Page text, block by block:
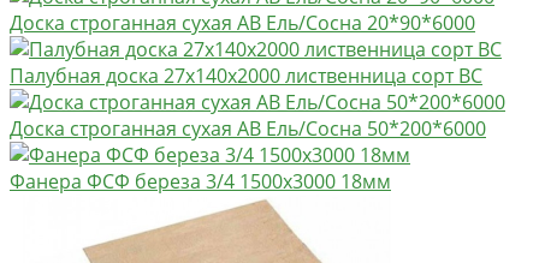
Доска строганная сухая АВ Ель/Сосна 20*90*6000
Палубная доска 27х140х2000 лиственница сорт BC
Доска строганная сухая АВ Ель/Сосна 50*200*6000
Фанера ФСФ береза 3/4 1500х3000 18мм